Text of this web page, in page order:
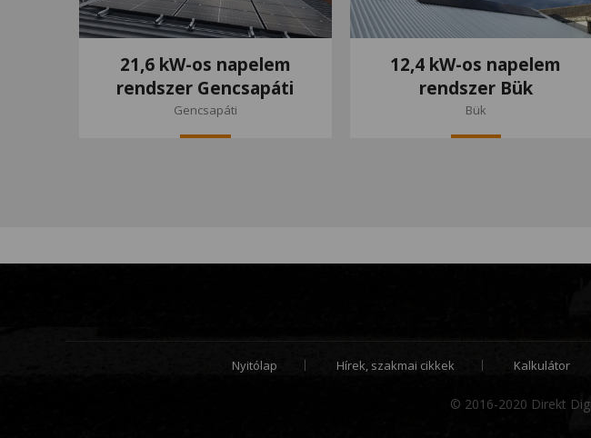
21,6 kW-os napelem
rendszer Gencsapáti
Gencsapáti
12,4 kW-os napelem
rendszer Bük
Bük
Nyitólap Hírek, szakmai cikkek Kalkulátor
© 2016-2020 Direkt